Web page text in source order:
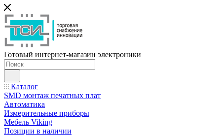
Готовый интернет-магазин электроники
Каталог
SMD монтаж печатных плат
Автоматика
Измерительные приборы
Мебель Viking
Позиции в наличии